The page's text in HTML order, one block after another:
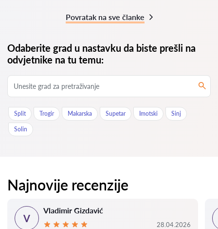
Povratak na sve članke
Odaberite grad u nastavku da biste prešli na
odvjetnike na tu temu:
Split Trogir Makarska Supetar Imotski Sinj
Solin
Najnovije recenzije
V
Vladimir Gizdavić
28.04.2026